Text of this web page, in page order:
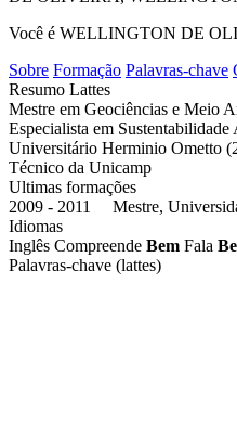
Você é WELLINGTON DE
Sobre Formação Palavras-chave
Resumo Lattes
Mestre em Geociências e Meio
Especialista em
Universitário Herminio Ometto
Técnico da Unicamp
Ultimas formações
2009 - 2011 Mestre,
Idiomas
Inglês Compreende Bem Fala
Palavras-chave (lattes)